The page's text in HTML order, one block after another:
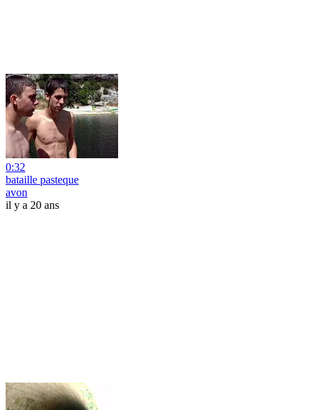
0:32
bataille pasteque
avon
il y a 20 ans